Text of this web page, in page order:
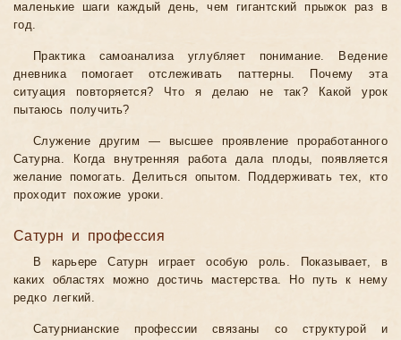
маленькие шаги каждый день, чем гигантский прыжок раз в
год.
Практика самоанализа углубляет понимание. Ведение
дневника помогает отслеживать паттерны. Почему эта
ситуация повторяется? Что я делаю не так? Какой урок
пытаюсь получить?
Служение другим — высшее проявление проработанного
Сатурна. Когда внутренняя работа дала плоды, появляется
желание помогать. Делиться опытом. Поддерживать тех, кто
проходит похожие уроки.
Сатурн и профессия
В карьере Сатурн играет особую роль. Показывает, в
каких областях можно достичь мастерства. Но путь к нему
редко легкий.
Сатурнианские профессии связаны со структурой и